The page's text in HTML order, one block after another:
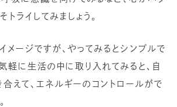
トライしてみましょう。
メージですが、やってみるとシンプルで
軽に生活の中に取り入れてみると、自
えて、エネルギーのコントロールがで